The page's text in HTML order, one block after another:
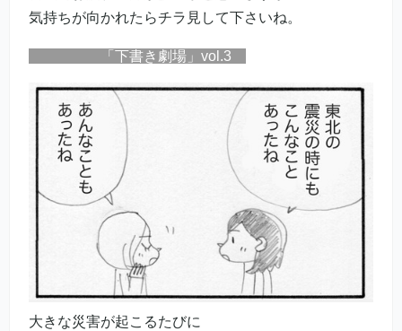
気持ちが向かれたらチラ見して下さいね。
「下書き劇場」vol.3
大きな災害が起こるたびに